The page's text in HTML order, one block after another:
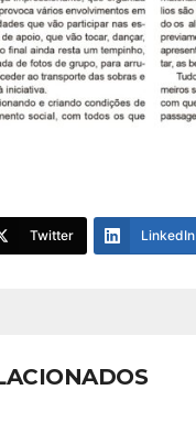
Twitter LinkedIn